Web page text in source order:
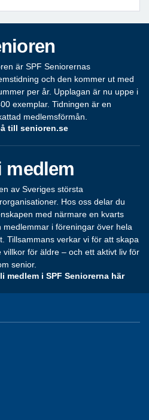
är SPF Seniorernas
och den kommer ut med
per år. Upplagan är nu uppe i
exemplar. Tidningen är en
medlemsförmån.
till senioren.se
medlem
av Sveriges största
Hos oss delar du
med närmare en kvarts
medlemmar i föreningar över hela
Tillsammans verkar vi för att skapa
villkor för äldre – och ett aktivt liv för
senior.
medlem i SPF Seniorerna här